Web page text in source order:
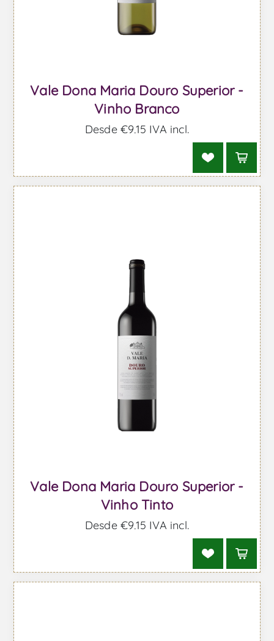
Vale Dona Maria Douro Superior -
Vinho Branco
Desde €9,15 IVA incl.
Vale Dona Maria Douro Superior -
Vinho Tinto
Desde €9,15 IVA incl.